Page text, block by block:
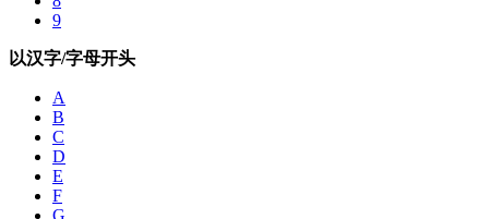
9
以汉字/字母开头
A
B
C
D
E
F
G